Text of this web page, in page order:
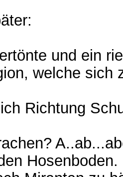
und ein
welche sich
Richtung